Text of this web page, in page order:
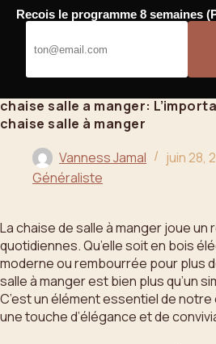
Passer
contenu
Bahoo
chaise salle a manger:
chaise salle à manger
Vanness Jamal
juin 28,
Généraliste
La chaise de salle à manger joue un
quotidiennes. Qu’elle soit en bois
moderne ou rembourrée pour plus
salle à manger est bien plus qu’un
C’est un élément essentiel de
une touche d’élégance et de
Recois le programme 8 semaines